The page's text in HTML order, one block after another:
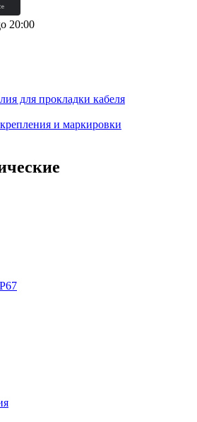
20:00
для прокладки кабеля
и маркировки